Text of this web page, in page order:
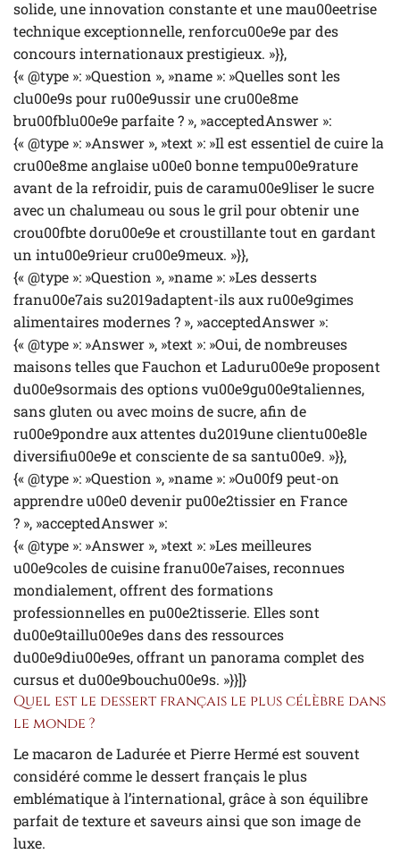
solide, une innovation constante et une mau00eetrise
technique exceptionnelle, renforcu00e9e par des
concours internationaux prestigieux. »}},
{« @type »: »Question », »name »: »Quelles sont les
clu00e9s pour ru00e9ussir une cru00e8me
bru00fblu00e9e parfaite ? », »acceptedAnswer »:
{« @type »: »Answer », »text »: »Il est essentiel de cuire la
cru00e8me anglaise u00e0 bonne tempu00e9rature
avant de la refroidir, puis de caramu00e9liser le sucre
avec un chalumeau ou sous le gril pour obtenir une
crou00fbte doru00e9e et croustillante tout en gardant
un intu00e9rieur cru00e9meux. »}},
{« @type »: »Question », »name »: »Les desserts
franu00e7ais su2019adaptent-ils aux ru00e9gimes
alimentaires modernes ? », »acceptedAnswer »:
{« @type »: »Answer », »text »: »Oui, de nombreuses
maisons telles que Fauchon et Laduru00e9e proposent
du00e9sormais des options vu00e9gu00e9taliennes,
sans gluten ou avec moins de sucre, afin de
ru00e9pondre aux attentes du2019une clientu00e8le
diversifiu00e9e et consciente de sa santu00e9. »}},
{« @type »: »Question », »name »: »Ou00f9 peut-on
apprendre u00e0 devenir pu00e2tissier en France
? », »acceptedAnswer »:
{« @type »: »Answer », »text »: »Les meilleures
u00e9coles de cuisine franu00e7aises, reconnues
mondialement, offrent des formations
professionnelles en pu00e2tisserie. Elles sont
du00e9taillu00e9es dans des ressources
du00e9diu00e9es, offrant un panorama complet des
cursus et du00e9bouchu00e9s. »}}]}
Quel est le dessert français le plus célèbre dans
le monde ?
Le macaron de Ladurée et Pierre Hermé est souvent
considéré comme le dessert français le plus
emblématique à l’international, grâce à son équilibre
parfait de texture et saveurs ainsi que son image de
luxe.